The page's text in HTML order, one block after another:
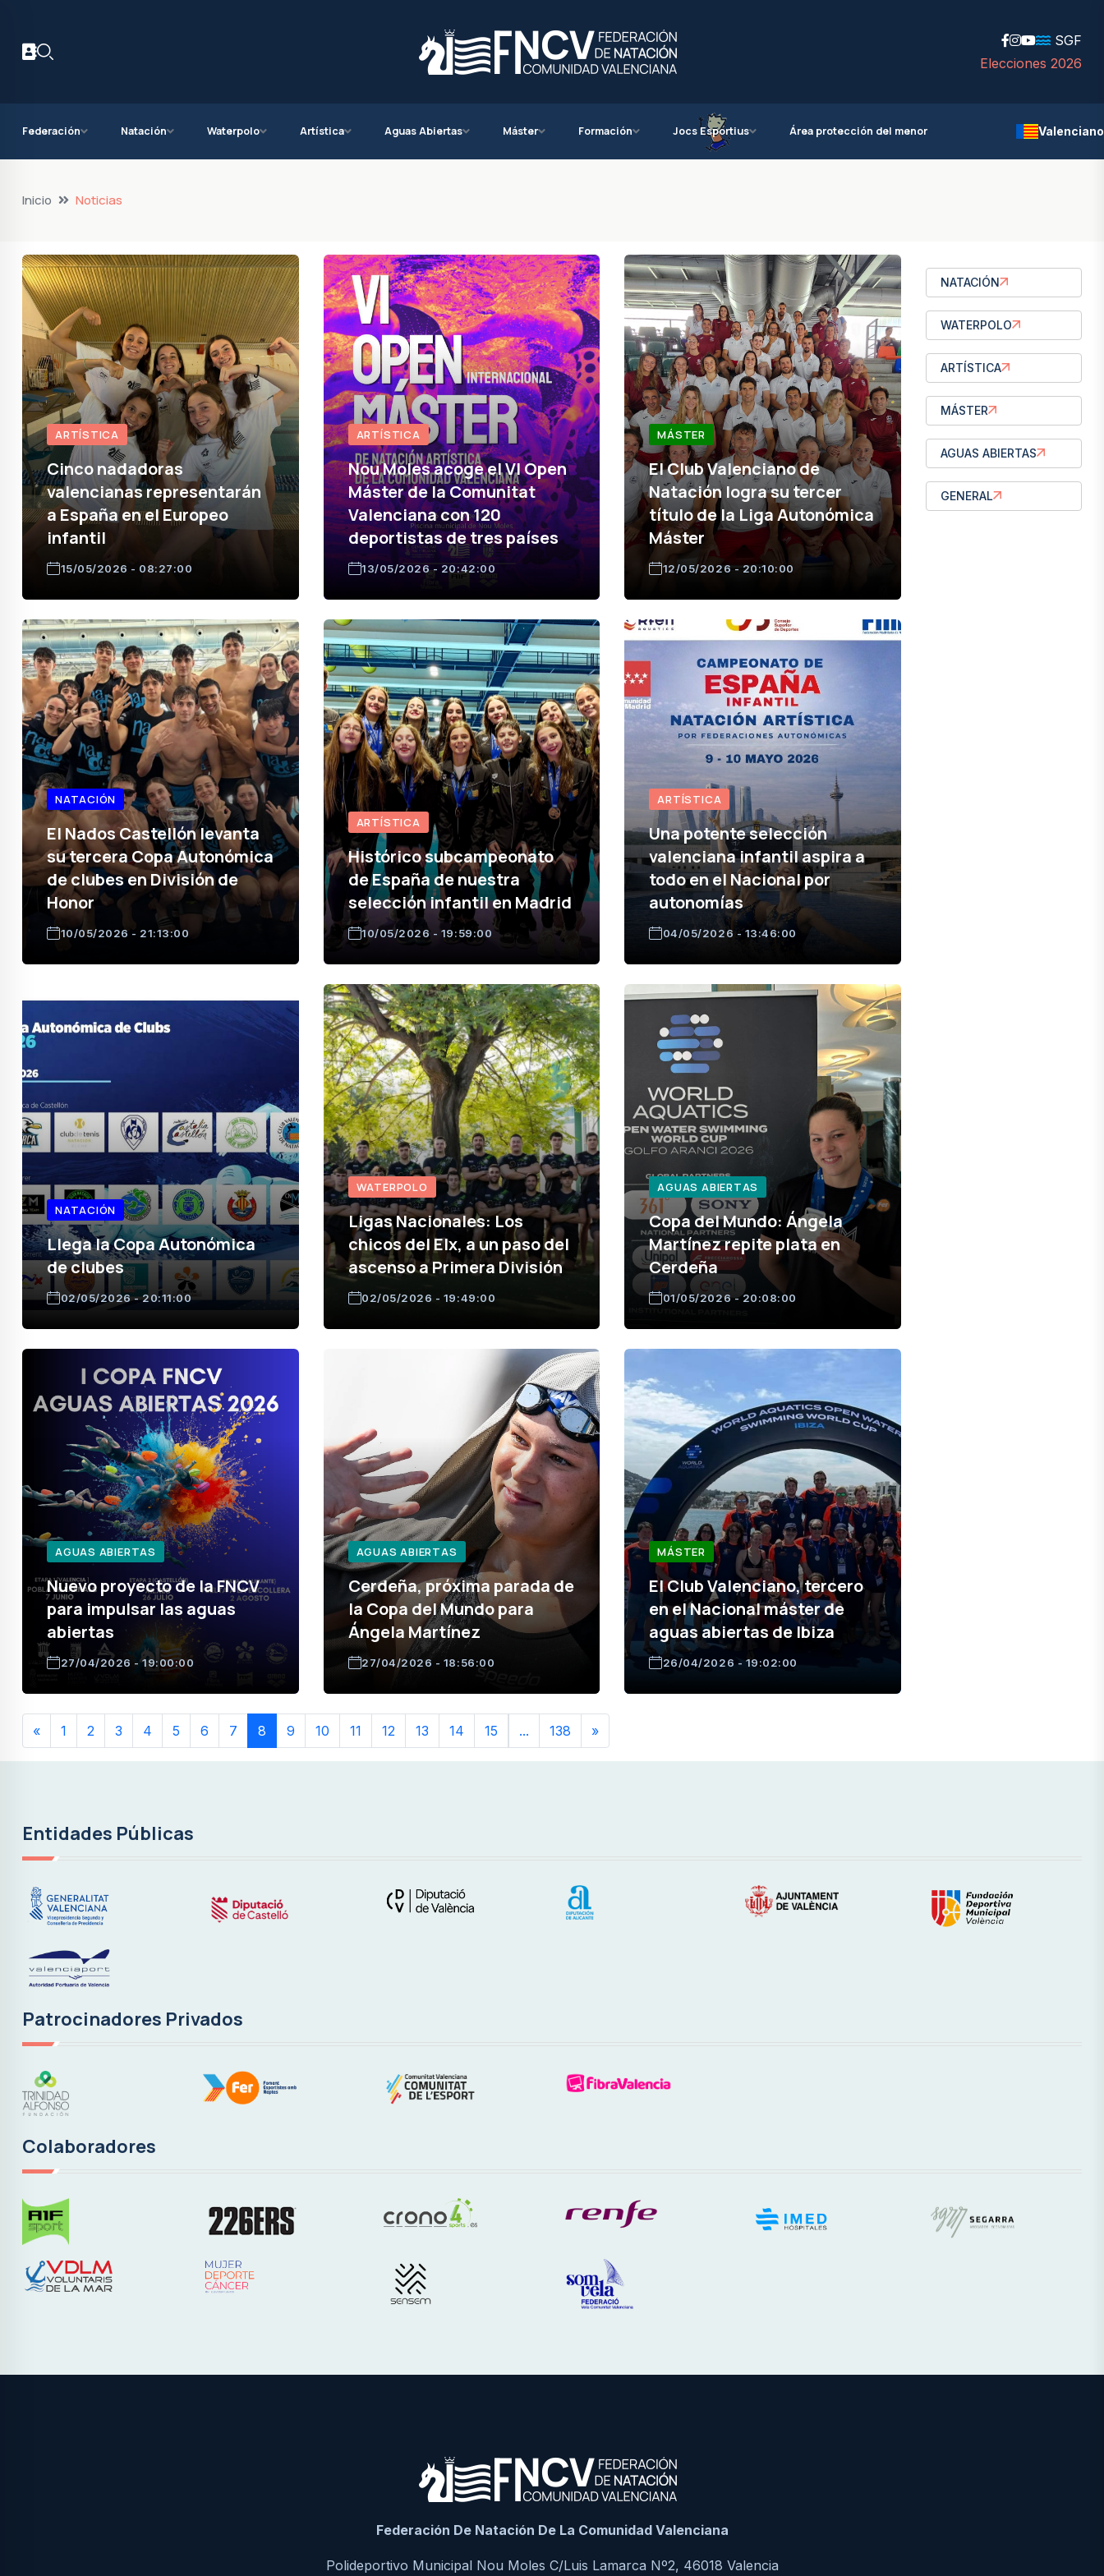
SGF
Elecciones 2026
Federación Natación Waterpolo Artística Aguas Abiertas Máster Formación Jocs Esportius Área protección del menor Valenciano
Inicio Noticias
ARTÍSTICA
Cinco nadadoras
valencianas representarán
a España en el Europeo
infantil
15/05/2026 - 08:27:00
ARTÍSTICA
Nou Moles acoge el VI Open
Máster de la Comunitat
Valenciana con 120
deportistas de tres países
13/05/2026 - 20:42:00
MÁSTER
El Club Valenciano de
Natación logra su tercer
título de la Liga Autonómica
Máster
12/05/2026 - 20:10:00
NATACIÓN
El Nados Castellón levanta
su tercera Copa Autonómica
de clubes en División de
Honor
10/05/2026 - 21:13:00
ARTÍSTICA
Histórico subcampeonato
de España de nuestra
selección infantil en Madrid
10/05/2026 - 19:59:00
ARTÍSTICA
Una potente selección
valenciana infantil aspira a
todo en el Nacional por
autonomías
04/05/2026 - 13:46:00
NATACIÓN
Llega la Copa Autonómica
de clubes
02/05/2026 - 20:11:00
WATERPOLO
Ligas Nacionales: Los
chicos del Elx, a un paso del
ascenso a Primera División
02/05/2026 - 19:49:00
AGUAS ABIERTAS
Copa del Mundo: Ángela
Martínez repite plata en
Cerdeña
01/05/2026 - 20:08:00
AGUAS ABIERTAS
Nuevo proyecto de la FNCV
para impulsar las aguas
abiertas
27/04/2026 - 19:00:00
AGUAS ABIERTAS
Cerdeña, próxima parada de
la Copa del Mundo para
Ángela Martínez
27/04/2026 - 18:56:00
MÁSTER
El Club Valenciano, tercero
en el Nacional máster de
aguas abiertas de Ibiza
26/04/2026 - 19:02:00
« 1 2 3 4 5 6 7 8 9 10 11 12 13 14 15 ... 138 »
NATACIÓN
WATERPOLO
ARTÍSTICA
MÁSTER
AGUAS ABIERTAS
GENERAL
Entidades Públicas
Patrocinadores Privados
Colaboradores
Federación De Natación De La Comunidad Valenciana
Polideportivo Municipal Nou Moles C/Luis Lamarca Nº2, 46018 Valencia